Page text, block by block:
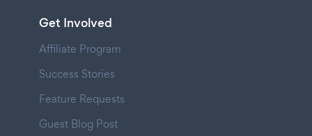
Get Involved
Affiliate Program
Success Stories
Feature Requests
Guest Blog Post